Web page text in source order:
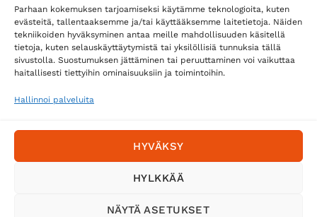
Parhaan kokemuksen tarjoamiseksi käytämme teknologioita, kuten
evästeitä, tallentaaksemme ja/tai käyttääksemme laitetietoja. Näiden
tekniikoiden hyväksyminen antaa meille mahdollisuuden käsitellä
tietoja, kuten selauskäyttäytymistä tai yksilöllisiä tunnuksia tällä
sivustolla. Suostumuksen jättäminen tai peruuttaminen voi vaikuttaa
haitallisesti tiettyihin ominaisuuksiin ja toimintoihin.
Hallinnoi palveluita
HYVÄKSY
HYLKKÄÄ
NÄYTÄ ASETUKSET
Toimitustavat
Posti
Matkahuolto
Tilaa uutiskirje ja saat erikoisalennuksia